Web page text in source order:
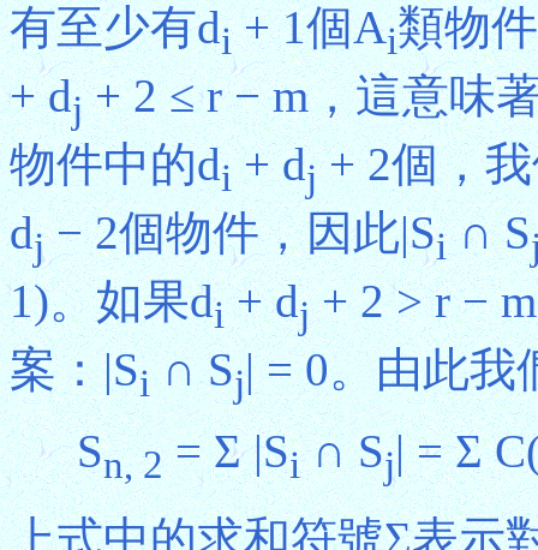
有至少有di+ 1個Ai類物
+ dj+ 2 ≤ r − m，這意味
物件中的di+ dj+ 2個，
dj− 2個物件，因此|Si∩ S
1)。如果di+ dj+ 2 > r −
案：|Si∩ Sj| = 0。由此我
Sn, 2= Σ |Si∩ Sj| = Σ
上式中的求和符號Σ表示